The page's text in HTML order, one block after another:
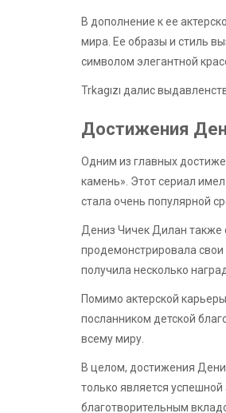
В дополнение к ее
мира. Ее образы и стиль
символом элегантной
Trkagızı далис
Достижения
Одним из главных
камень». Этот сериал
стала очень популярной
Дениз Чичек Дилан также
продемонстрировала
получила несколько
Помимо актерской
посланником детской
всему миру.
В целом, достижения
только является
благотворительным